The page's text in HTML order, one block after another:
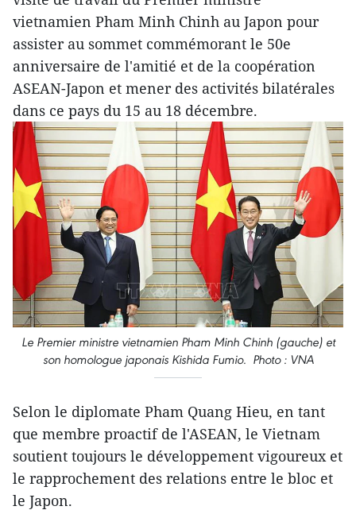
vietnamien Pham Minh Chinh au Japon pour
assister au sommet commémorant le 50e
anniversaire de l'amitié et de la coopération
ASEAN-Japon et mener des activités bilatérales
dans ce pays du 15 au 18 décembre.
Le Premier ministre vietnamien Pham Minh Chinh (gauche) et
son homologue japonais Kishida Fumio. Photo : VNA
Selon le diplomate Pham Quang Hieu, en tant
que membre proactif de l'ASEAN, le Vietnam
soutient toujours le développement vigoureux et
le rapprochement des relations entre le bloc et
le Japon.